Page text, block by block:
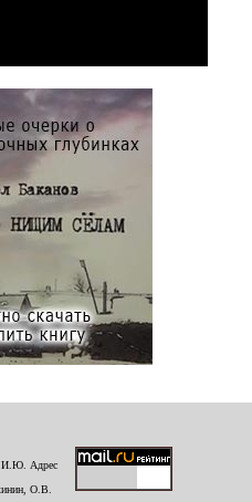
И.Ю. Адрес
О.В.